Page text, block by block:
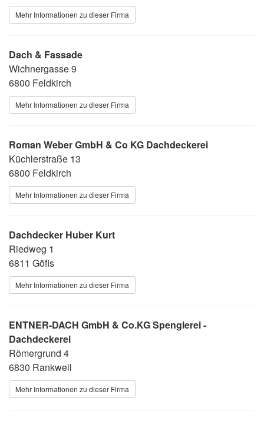
Mehr Informationen zu dieser Firma
Dach & Fassade
Wichnergasse 9
6800 Feldkirch
Mehr Informationen zu dieser Firma
Roman Weber GmbH & Co KG Dachdeckerei
Küchlerstraße 13
6800 Feldkirch
Mehr Informationen zu dieser Firma
Dachdecker Huber Kurt
Riedweg 1
6811 Göfis
Mehr Informationen zu dieser Firma
ENTNER-DACH GmbH & Co.KG Spenglerei -
Dachdeckerei
Römergrund 4
6830 Rankweil
Mehr Informationen zu dieser Firma